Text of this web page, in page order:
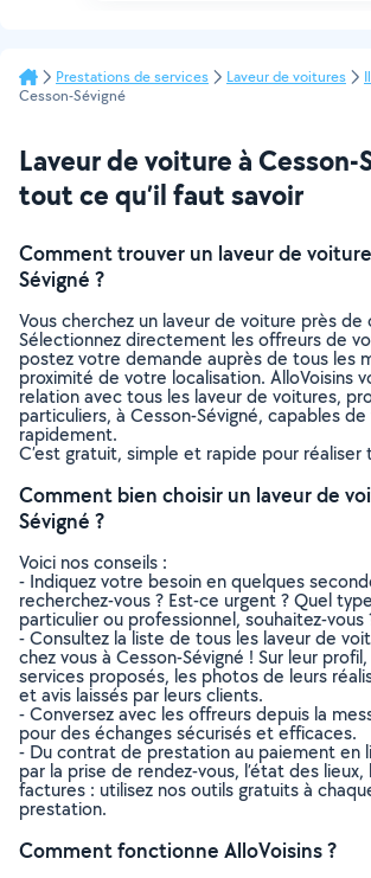
Prestations de services Laveur de voitures
Cesson-Sévigné
Laveur de voiture à Cesson-
tout ce qu’il faut savoir
Comment trouver un laveur de
Sévigné ?
Vous cherchez un laveur de voiture près de
Sélectionnez directement les offreurs de
postez votre demande auprès de tous les
proximité de votre localisation. AlloVoisins
relation avec tous les laveur de voitures,
particuliers, à Cesson-Sévigné, capables
rapidement.
C’est gratuit, simple et rapide pour réaliser
Comment bien choisir un laveur de
Sévigné ?
Voici nos conseils :
- Indiquez votre besoin en quelques
recherchez-vous ? Est-ce urgent ? Quel
particulier ou professionnel, souhaitez-vous
- Consultez la liste de tous les laveur de
chez vous à Cesson-Sévigné ! Sur leur
services proposés, les photos de leurs
et avis laissés par leurs clients.
- Conversez avec les offreurs depuis la
pour des échanges sécurisés et efficaces.
- Du contrat de prestation au paiement en
par la prise de rendez-vous, l’état des
factures : utilisez nos outils gratuits à
prestation.
Comment fonctionne AlloVoisins ?